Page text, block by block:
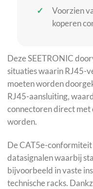
Voorzien
koperen
Deze SEETRONIC
situaties waarin RJ45-
moeten worden
RJ45-aansluiting,
connectoren direct
worden.
De CAT5e-
datasignalen waarbij
bijvoorbeeld in vaste
technische racks.